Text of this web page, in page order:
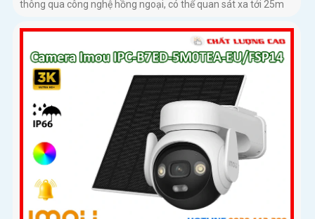
thông qua công nghệ hồng ngoại, có thể quan sát xa tới 25m